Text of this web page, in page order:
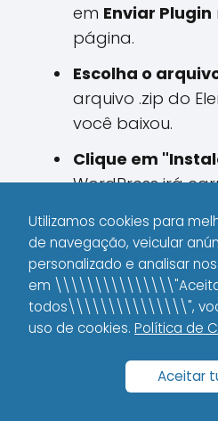
em Enviar Plugin
página.
Escolha o
arquivo .zip do
você baixou.
Clique em
WordPress irá
Clique em
instalação,
começar a usar o
seu site.
Etapa 4: Ativar a
Elementor Pro
Utilizamos cookies para
de navegação, veicular
personalizado e analisar
em
todos\\\\\\\\\\\\\\\", você
uso de cookies. Política de
Aceitar